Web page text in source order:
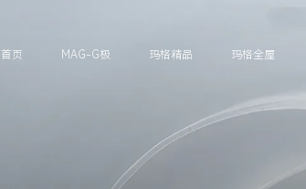
首页 MAG-G极 玛格精品 玛格全屋